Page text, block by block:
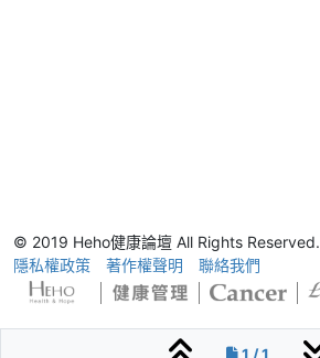
1 / 1
© 2019 Heho健康論壇 All Rights Reserved.
隱私權政策
著作權聲明 聯絡我們